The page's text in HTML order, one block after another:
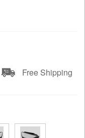
Free Shipping